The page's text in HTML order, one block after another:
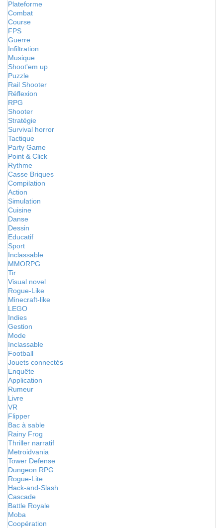
Plateforme
Combat
Course
FPS
Guerre
Infiltration
Musique
Shoot'em up
Puzzle
Rail Shooter
Réflexion
RPG
Shooter
Stratégie
Survival horror
Tactique
Party Game
Point & Click
Rythme
Casse Briques
Compilation
Action
Simulation
Cuisine
Danse
Dessin
Educatif
Sport
Inclassable
MMORPG
Tir
Visual novel
Rogue-Like
Minecraft-like
LEGO
Indies
Gestion
Mode
Inclassable
Football
Jouets connectés
Enquête
Application
Rumeur
Livre
VR
Flipper
Bac à sable
Rainy Frog
Thriller narratif
Metroidvania
Tower Defense
Dungeon RPG
Rogue-Lite
Hack-and-Slash
Cascade
Battle Royale
Moba
Coopération